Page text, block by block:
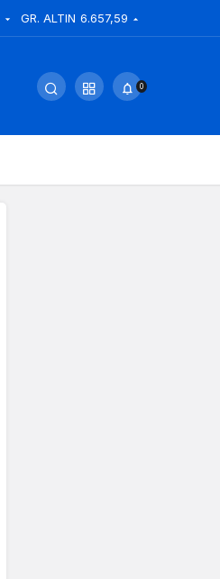
GR. ALTIN 6.657,59
0